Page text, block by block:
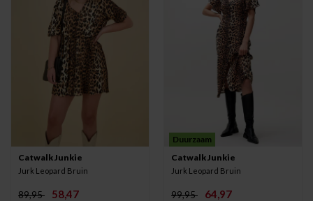
Catwalk Junkie
Jurk Leopard Bruin
89,95 58,47
Duurzaam
Catwalk Junkie
Jurk Leopard Bruin
99,95 64,97